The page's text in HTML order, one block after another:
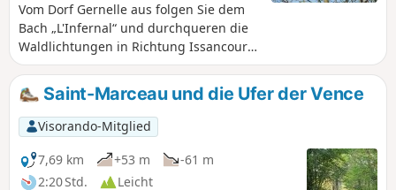
Vom Dorf Gernelle aus folgen Sie dem
Bach „L'Infernal“ und durchqueren die
Waldlichtungen in Richtung Issancourt.
Dort gelangen Sie zur Vrigne und
wandern über Rumel hinauf zum
Kalvarienberg von Gernelle und in eines
der schönsten Täler des Kantons.
Saint-Marceau und die Ufer der Vence
Visorando-Mitglied
7,69 km
+53 m
-61 m
2:20 Std.
Leicht